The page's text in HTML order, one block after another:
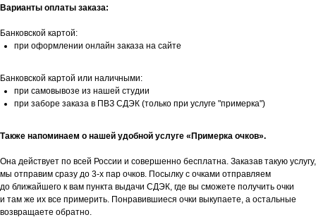
Варианты оплаты заказа:
Банковской картой:
при оформлении онлайн заказа на сайте
Банковской картой или наличными:
при самовывозе из нашей студии
при заборе заказа в ПВЗ СДЭК (только при услуге "примерка")
Также напоминаем о нашей удобной услуге «Примерка очков».
Она действует по всей России и совершенно бесплатна. Заказав такую услугу,
мы отправим сразу до 3-х пар очков. Посылку с очками отправляем
до ближайшего к вам пункта выдачи СДЭК, где вы сможете получить очки
и там же их все примерить. Понравившиеся очки выкупаете, а остальные
возвращаете обратно.